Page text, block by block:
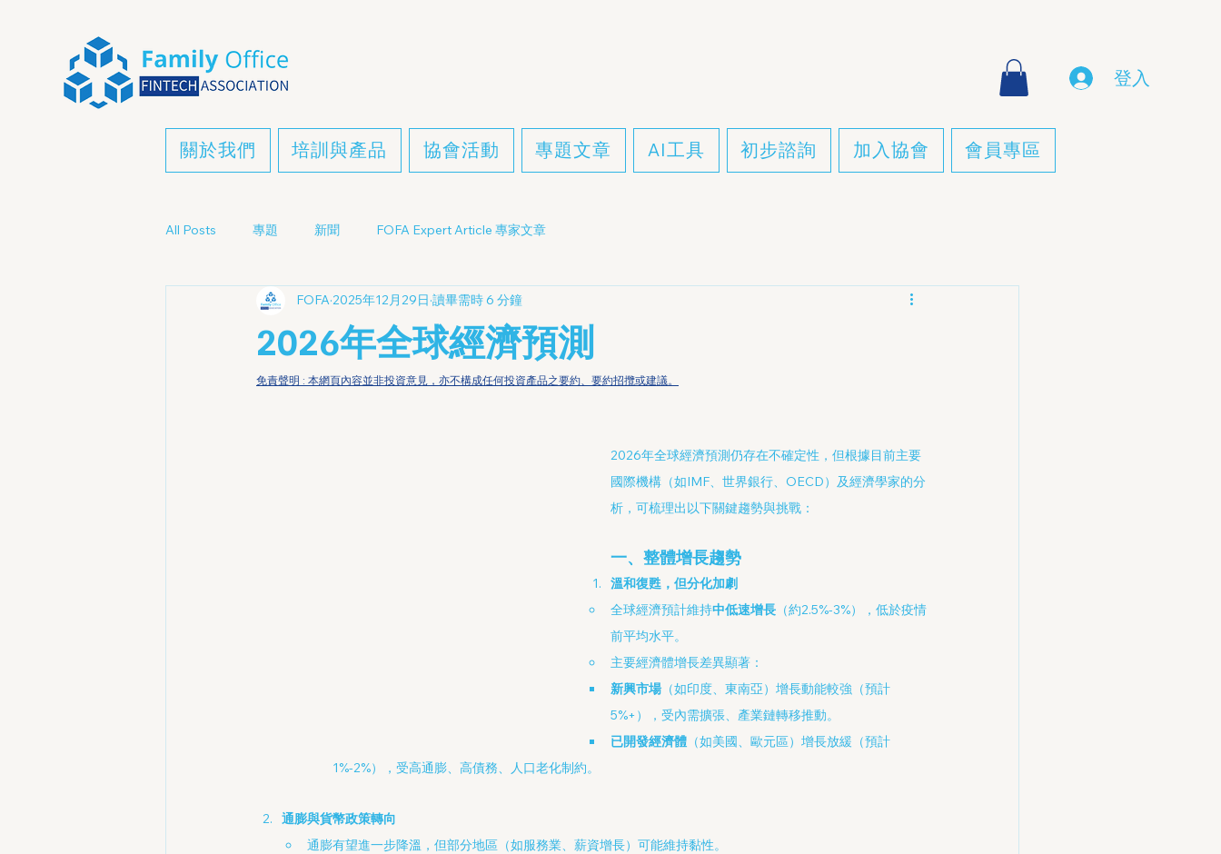
登入
關於我們 培訓與產品 協會活動 專題文章 AI工具 初步諮詢 加入協會 會員專區
All Posts 專題 新聞 FOFA Expert Article 專家文章
2026年全球經濟預測
FOFA2025年12月29日 讀畢需時 6 分鐘
免責聲明 : 本網頁內容並非投資意見，亦不構成任何投資產品之要約、要約招攬或建議。
2026年全球經濟預測仍存在不確定性，但根據目前主要
國際機構（如IMF、世界銀行、OECD）及經濟學家的分
析，可梳理出以下關鍵趨勢與挑戰：
一、整體增長趨勢
溫和復甦，但分化加劇
全球經濟預計維持中低速增長 （約2.5%-3%），低於疫情
前平均水平。
主要經濟體增長差異顯著：
新興市場（如印度、東南亞）增長動能較強（預計
5%+），受內需擴張、產業鏈轉移推動。
已開發經濟體 （如美國、歐元區）增長放緩（預計
1%-2%），受高通膨、高債務、人口老化制約。
通膨與貨幣政策轉向
通膨有望進一步降溫，但部分地區（如服務業、薪資增長）可能維持黏性。